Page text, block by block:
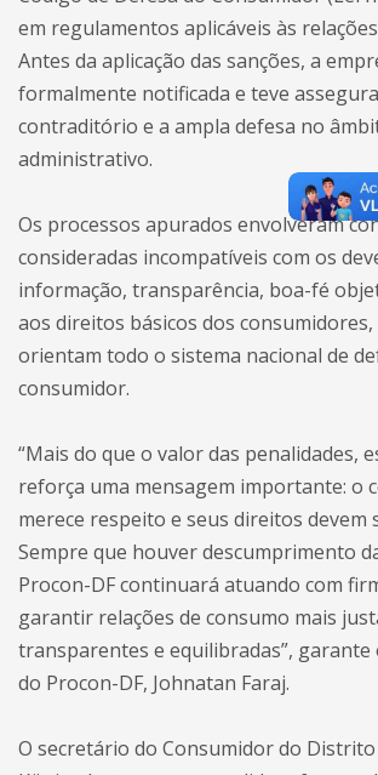
em regulamentos aplicáveis às
Antes da aplicação das sanções, a
formalmente notificada e teve
contraditório e a ampla defesa no
administrativo.
Os processos apurados envolveram
consideradas incompatíveis com os
informação, transparência, boa-fé
aos direitos básicos dos
orientam todo o sistema nacional de
consumidor.
“Mais do que o valor das penalidades,
reforça uma mensagem importante: o
merece respeito e seus direitos devem
Sempre que houver descumprimento
Procon-DF continuará atuando com
garantir relações de consumo mais
transparentes e equilibradas”,
do Procon-DF, Johnatan Faraj.
O secretário do Consumidor do Distrito